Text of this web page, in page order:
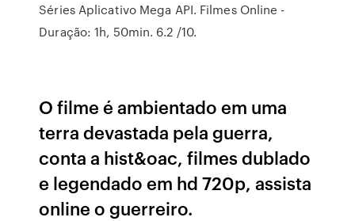
Séries Aplicativo Mega API. Filmes Online -
Duração: 1h, 50min. 6.2 /10.
O filme é ambientado em uma
terra devastada pela guerra,
conta a hist&oac, filmes dublado
e legendado em hd 720p, assista
online o guerreiro.